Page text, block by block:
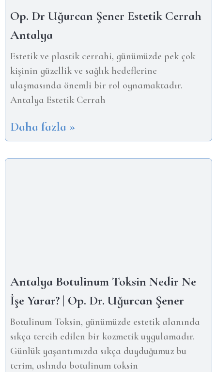
Op. Dr Uğurcan Şener Estetik Cerrah
Antalya
Estetik ve plastik cerrahi, günümüzde pek çok
kişinin güzellik ve sağlık hedeflerine
ulaşmasında önemli bir rol oynamaktadır.
Antalya Estetik Cerrah
Daha fazla »
Antalya Botulinum Toksin Nedir Ne
İşe Yarar? | Op. Dr. Uğurcan Şener
Botulinum Toksin, günümüzde estetik alanında
sıkça tercih edilen bir kozmetik uygulamadır.
Günlük yaşantımızda sıkça duyduğumuz bu
terim, aslında botulinum toksin